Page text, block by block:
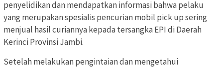
penyelidikan dan mendapatkan informasi bahwa pelaku
yang merupakan spesialis pencurian mobil pick up sering
menjual hasil curiannya kepada tersangka EPI di Daerah
Kerinci Provinsi Jambi.
Setelah melakukan pengintaian dan mengetahui